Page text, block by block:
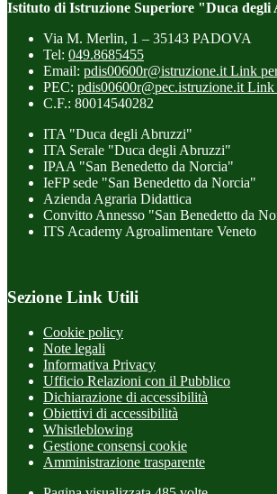
Istituto di Istruzione Superiore "Duca degli
Via M. Merlin, 1 – 35143 PADOVA
Tel: 049.8685455
Email: pdis00600r@istruzione.it Link
PEC: pdis00600r@pec.istruzione.it Link
C.F.: 80014540282
ITA "Duca degli Abruzzi"
ITA Serale "Duca degli Abruzzi"
IPAA "San Benedetto da Norcia"
IeFP sede "San Benedetto da Norcia"
Azienda Agraria Didattica
Convitto Annesso "San Benedetto da
ITS Academy Agroalimentare Veneto
Sezione Link Utili
Cookie policy
Note legali
Informativa Privacy
Ufficio Relazioni con il Pubblico
Dichiarazione di accessibilità
Obiettivi di accessibilità
Whistleblowing
Gestione consensi cookie
Amministrazione trasparente